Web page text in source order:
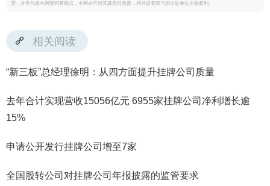
需，并不代表本网赞同其观点，本网亦不对其真实性负责，持异议者应与原出处单位主张权利。
相关阅读
“新三板”总经理徐明：从四方面提升挂牌公司质量
去年合计实现营收15056亿元 6955家挂牌公司净利增长逾
15%
申请公开发行挂牌公司增至7家
全国股转公司对挂牌公司年报披露的监管要求